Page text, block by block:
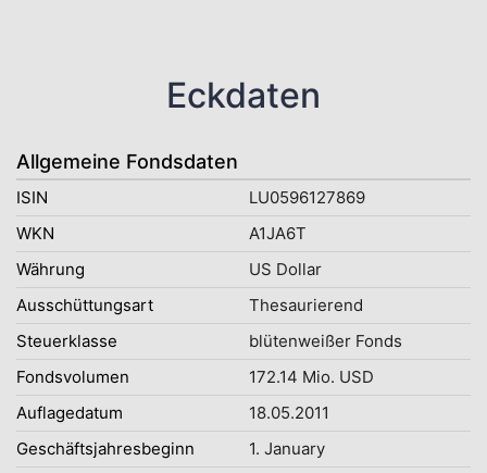
Eckdaten
Allgemeine Fondsdaten
ISIN
LU0596127869
WKN
A1JA6T
Währung
US Dollar
Ausschüttungsart
Thesaurierend
Steuerklasse
blütenweißer Fonds
Fondsvolumen
172.14 Mio. USD
Auflagedatum
18.05.2011
Geschäftsjahresbeginn
1. January